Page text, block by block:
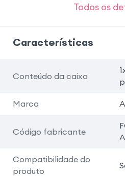
Todos os
Características
Conteúdo da caixa
Marca
Código fabricante
Compatibilidade do
produto